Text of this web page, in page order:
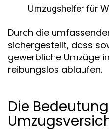
Umzugshelfer für
Durch die
sichergestellt, dass
gewerbliche Umzüge
reibungslos ablaufen.
Die